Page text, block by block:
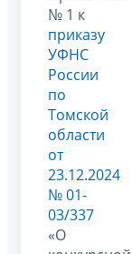
№ 1 к
приказу
УФНС
России
по
Томской
области
от
23.12.2024
№ 01-
03/337
«О